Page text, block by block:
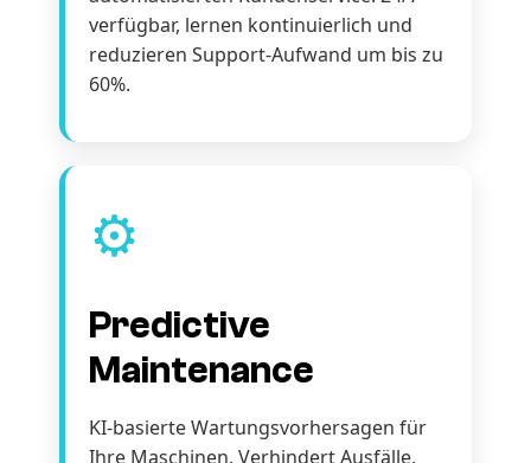
verfügbar, lernen kontinuierlich und
reduzieren Support-Aufwand um bis zu
60%.
⚙️
Predictive
Maintenance
KI-basierte Wartungsvorhersagen für
Ihre Maschinen. Verhindert Ausfälle,